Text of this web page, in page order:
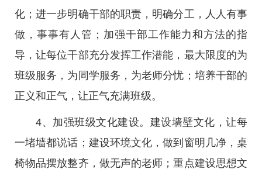
化；进一步明确干部的职责，明确分工，人人有事
做，事事有人管；加强干部工作能力和方法的指
导，让每位干部充分发挥工作潜能，最大限度的为
班级服务，为同学服务，为老师分忧；培养干部的
正义和正气，让正气充满班级。
4、加强班级文化建设。建设墙壁文化，让每
一堵墙都说话；建设环境文化，做到窗明几净，桌
椅物品摆放整齐，做无声的老师；重点建设思想文